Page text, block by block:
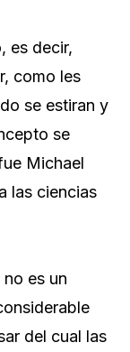
es decir,
como les
se estiran y
se
Michael
las ciencias
es un
del cual las